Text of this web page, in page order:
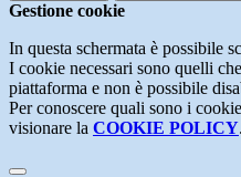
Gestione cookie
In questa schermata è possibile
I cookie necessari sono quelli
piattaforma e non è possibile
Per conoscere quali sono i
visionare la COOKIE POLICY.